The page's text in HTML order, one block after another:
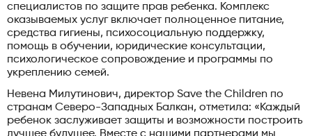
специалистов по защите прав ребенка. Комплекс
оказываемых услуг включает полноценное питание,
средства гигиены, психосоциальную поддержку,
помощь в обучении, юридические консультации,
психологическое сопровождение и программы по
укреплению семей.
Невена Милутинович, директор Save the Children по
странам Северо-Западных Балкан, отметила: «Каждый
ребенок заслуживает защиты и возможности построить